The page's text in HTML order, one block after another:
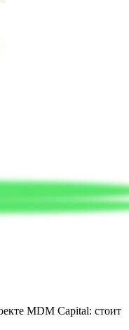
MDM Capital: стоит